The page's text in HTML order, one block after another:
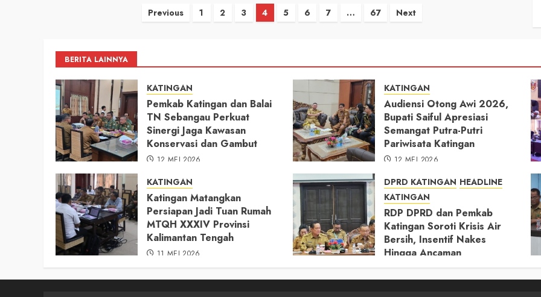
Paginasi
Previous 1 2 3 4 5 6 7 … 67 Next
BERITA LAINNYA
KATINGAN
Pemkab Katingan dan Balai
TN Sebangau Perkuat
Sinergi Jaga Kawasan
Konservasi dan Gambut
12 MEI 2026
KATINGAN
Audiensi Otong Awi 2026,
Bupati Saiful Apresiasi
Semangat Putra-Putri
Pariwisata Katingan
12 MEI 2026
KATINGAN
Katingan Matangkan
Persiapan Jadi Tuan Rumah
MTQH XXXIV Provinsi
Kalimantan Tengah
11 MEI 2026
DPRD KATINGAN HEADLINE
KATINGAN
RDP DPRD dan Pemkab
Katingan Soroti Krisis Air
Bersih, Insentif Nakes
Hingga Ancaman
Pencemaran Sungai
11 MEI 2026